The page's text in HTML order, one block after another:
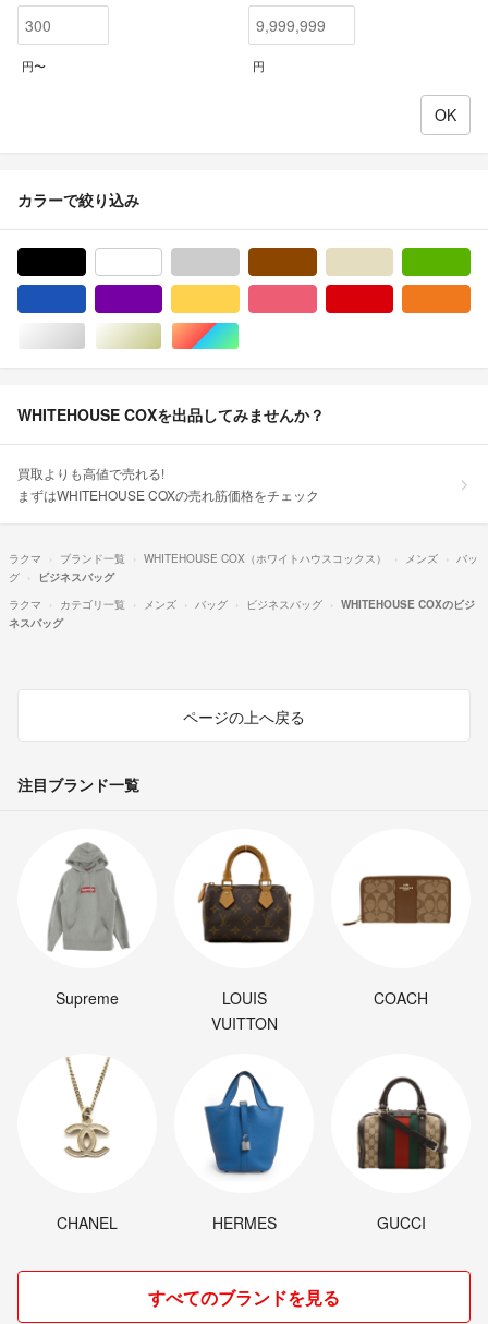
円〜 円
カラーで絞り込み
シルバー/銀色系ゴールド/金色系マルチカラー
WHITEHOUSE COXを出品してみませんか？
買取よりも高値で売れる!
まずはWHITEHOUSE COXの売れ筋価格をチェック
ラクマ ブランド一覧 WHITEHOUSE COX（ホワイトハウスコックス） メンズ
バッ
グ
ビジネスバッグ
ラクマ
カテゴリ一覧 メンズ バッグ ビジネスバッグ
WHITEHOUSE COXのビジ
ネスバッグ
ページの上へ戻る
注目ブランド一覧
Supreme
LOUIS
VUITTON
COACH
CHANEL HERMES GUCCI
すべてのブランドを見る